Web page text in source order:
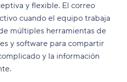
y flexible. El correo
cuando el equipo trabaja
múltiples herramientas de
y software para compartir
y la información